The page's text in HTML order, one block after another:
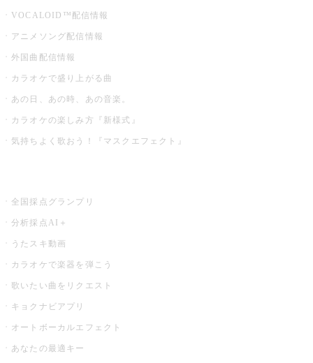
VOCALOID™配信情報
アニメソング配信情報
外国曲配信情報
カラオケで盛り上がる曲
あの日、あの時、あの音楽。
カラオケの楽しみ方『新様式』
気持ちよく歌おう！『マスクエフェクト』
全国採点グランプリ
分析採点AI＋
うたスキ動画
カラオケで楽器を弾こう
歌いたい曲をリクエスト
キョクナビアプリ
オートボーカルエフェクト
あなたの最適キー